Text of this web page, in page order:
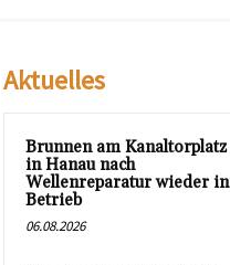
Aktuelles
Brunnen am Kanaltorplatz
in Hanau nach
Wellenreparatur wieder in
Betrieb
06.08.2026